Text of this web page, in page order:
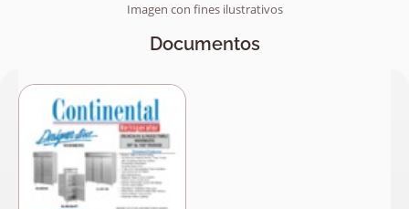
Imagen con fines ilustrativos
Documentos